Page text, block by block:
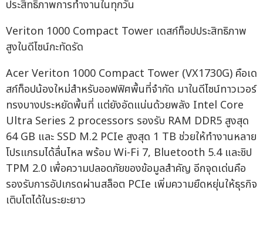
ประสิทธิภาพการทำงานในทุกวัน
Veriton 1000 Compact Tower เดสก์ท็อปประสิทธิภาพ
สูงในดีไซน์กะทัดรัด
Acer Veriton 1000 Compact Tower (VX1730G) คือเด
สก์ท็อปน้องใหม่สำหรับออฟฟิศพื้นที่จำกัด มาในดีไซน์ทาวเวอร์
ทรงบางประหยัดพื้นที่ แต่ยังอัดแน่นด้วยพลัง Intel Core
Ultra Series 2 processors รองรับ RAM DDR5 สูงสุด
64 GB และ SSD M.2 PCIe สูงสุด 1 TB ช่วยให้ทำงานหลาย
โปรแกรมได้ลื่นไหล พร้อม Wi-Fi 7, Bluetooth 5.4 และชิป
TPM 2.0 เพื่อความปลอดภัยของข้อมูลสำคัญ อีกจุดเด่นคือ
รองรับการอัปเกรดผ่านสล็อต PCIe เพิ่มความยืดหยุ่นให้ธุรกิจ
เติบโตได้ในระยะยาว